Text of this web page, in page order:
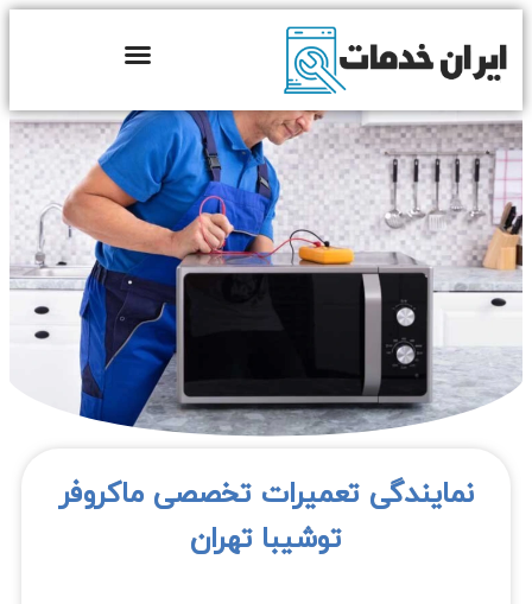
نمایندگی تعمیرات تخصصی ماکروفر
توشیبا تهران